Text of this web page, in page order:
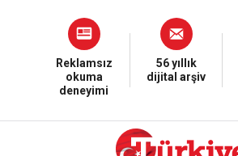
Reklamsız
okuma
deneyimi
56 yıllık
dijital arşiv
Orta Doğu
Avrupa
Amerika
İsrail-Gazze
Yaşam
Sağlık
Hava Durumu
Yemek
Aktüel